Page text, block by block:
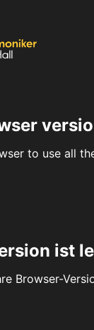
to use all
ist
Browser-